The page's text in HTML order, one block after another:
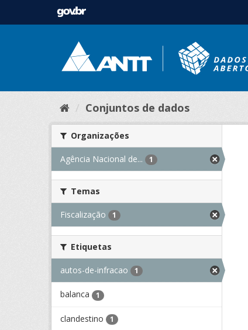
Conjuntos de dados
Organizações
Agência Nacional de... 1
Temas
Fiscalização 1
Etiquetas
autos-de-infracao 1
balanca 1
clandestino 1